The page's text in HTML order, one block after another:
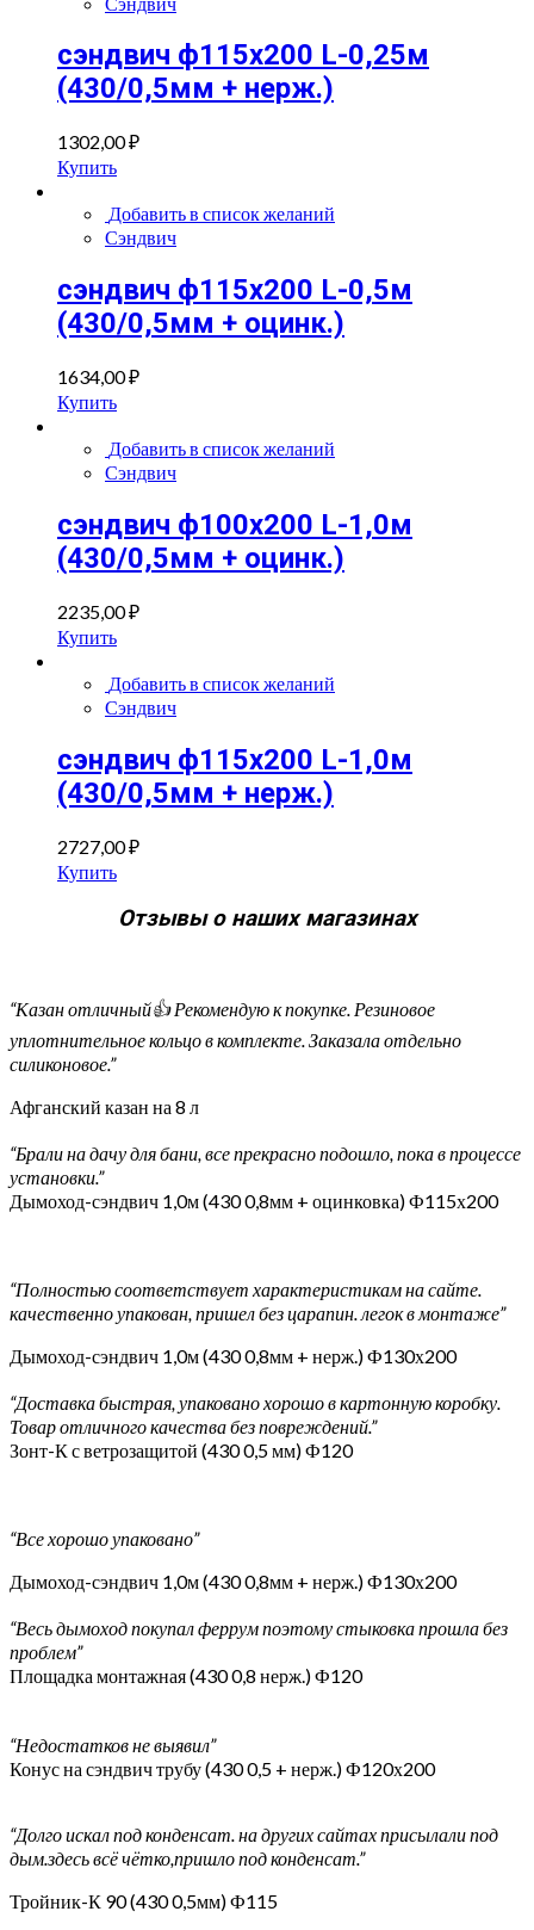
сэндвич ф115х200 L-0,25м
(430/0,5мм + нерж.)
1302,00₽
Купить
Добавить в список желаний
Сэндвич
сэндвич ф115х200 L-0,5м
(430/0,5мм + оцинк.)
1634,00₽
Купить
Добавить в список желаний
Сэндвич
сэндвич ф100х200 L-1,0м
(430/0,5мм + оцинк.)
2235,00₽
Купить
Добавить в список желаний
Сэндвич
сэндвич ф115х200 L-1,0м
(430/0,5мм + нерж.)
2727,00₽
Купить
Отзывы о наших магазинах
“Казан отличный👍 Рекомендую к покупке. Резиновое
уплотнительное кольцо в комплекте. Заказала отдельно
силиконовое.”
Афганский казан на 8 л
“Брали на дачу для бани, все прекрасно подошло, пока в процессе
установки.”
Дымоход-сэндвич 1,0м (430 0,8мм + оцинковка) Ф115х200
“Полностью соответствует характеристикам на сайте.
качественно упакован, пришел без царапин. легок в монтаже”
Дымоход-сэндвич 1,0м (430 0,8мм + нерж.) Ф130х200
“Доставка быстрая, упаковано хорошо в картонную коробку.
Товар отличного качества без повреждений.”
Зонт-К с ветрозащитой (430 0,5 мм) Ф120
“Все хорошо упаковано”
Дымоход-сэндвич 1,0м (430 0,8мм + нерж.) Ф130х200
“Весь дымоход покупал феррум поэтому стыковка прошла без
проблем”
Площадка монтажная (430 0,8 нерж.) Ф120
“Недостатков не выявил”
Конус на сэндвич трубу (430 0,5 + нерж.) Ф120х200
“Долго искал под конденсат. на других сайтах присылали под
дым.здесь всё чётко,пришло под конденсат.”
Тройник-К 90 (430 0,5мм) Ф115